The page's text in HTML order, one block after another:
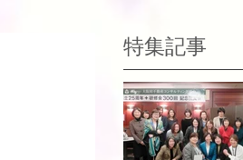
特集記事